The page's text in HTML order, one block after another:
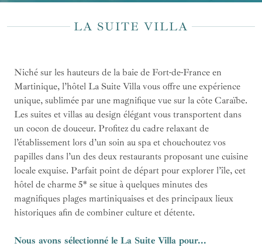
LA SUITE VILLA
Niché sur les hauteurs de la baie de Fort-de-France en
Martinique, l’hôtel La Suite Villa vous offre une expérience
unique, sublimée par une magnifique vue sur la côte Caraïbe.
Les suites et villas au design élégant vous transportent dans
un cocon de douceur. Profitez du cadre relaxant de
l’établissement lors d’un soin au spa et chouchoutez vos
papilles dans l’un des deux restaurants proposant une cuisine
locale exquise. Parfait point de départ pour explorer l’île, cet
hôtel de charme 5* se situe à quelques minutes des
magnifiques plages martiniquaises et des principaux lieux
historiques afin de combiner culture et détente.
Nous avons sélectionné le La Suite Villa pour...